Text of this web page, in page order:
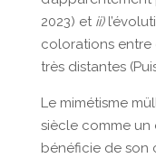
2023) et ii)
colorations
très distantes
Le mimétisme
siècle comme un
bénéficie de son